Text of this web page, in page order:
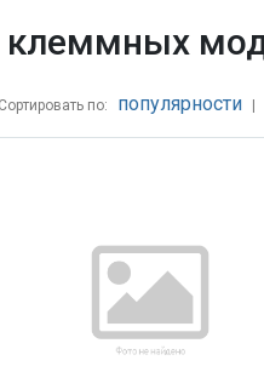
клеммных
Сортировать по: популярности